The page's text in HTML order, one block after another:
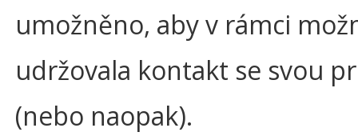
umožněno, aby v rámci
udržovala kontakt se svou
(nebo naopak).